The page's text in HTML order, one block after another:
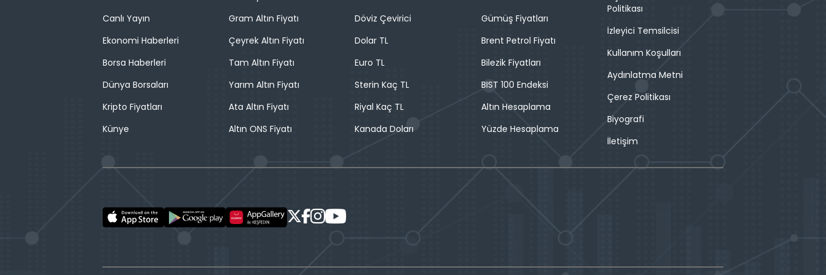
Canlı Yayın
Ekonomi Haberleri
Borsa Haberleri
Dünya Borsaları
Kripto Fiyatları
Künye
Gram Altın Fiyatı
Çeyrek Altın Fiyatı
Tam Altın Fiyatı
Yarım Altın Fiyatı
Ata Altın Fiyatı
Altın ONS Fiyatı
Döviz Çevirici
Dolar TL
Euro TL
Sterin Kaç TL
Riyal Kaç TL
Kanada Doları
Gümüş Fiyatları
Brent Petrol Fiyatı
Bilezik Fiyatları
BIST 100 Endeksi
Altın Hesaplama
Yüzde Hesaplama
Politikası
İzleyici Temsilcisi
Kullanım Koşulları
Aydınlatma Metni
Çerez Politikası
Biyografi
İletişim